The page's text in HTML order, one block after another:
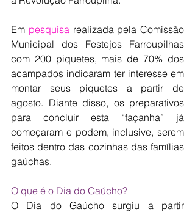
Em pesquisa realizada pela Comissão
Municipal dos Festejos Farroupilhas
com 200 piquetes, mais de 70% dos
acampados indicaram ter interesse em
montar seus piquetes a partir de
agosto. Diante disso, os preparativos
para concluir esta “façanha” já
começaram e podem, inclusive, serem
feitos dentro das cozinhas das famílias
gaúchas.
O que é o Dia do Gaúcho?
O Dia do Gaúcho surgiu a partir